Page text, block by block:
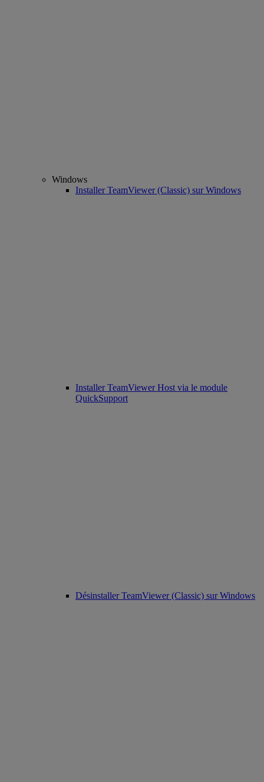
Windows
Installer TeamViewer (Classic) sur Windows
Installer TeamViewer Host via le module
QuickSupport
Désinstaller TeamViewer (Classic) sur Windows